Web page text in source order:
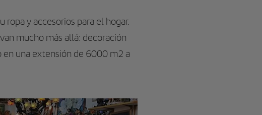
y accesorios para el hogar.
van mucho más allá: decoración
en una extensión de 6000 m2 a